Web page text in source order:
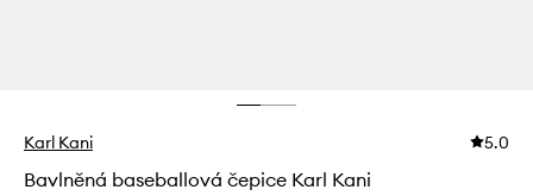
Karl Kani 5.0
Bavlněná baseballová čepice Karl Kani